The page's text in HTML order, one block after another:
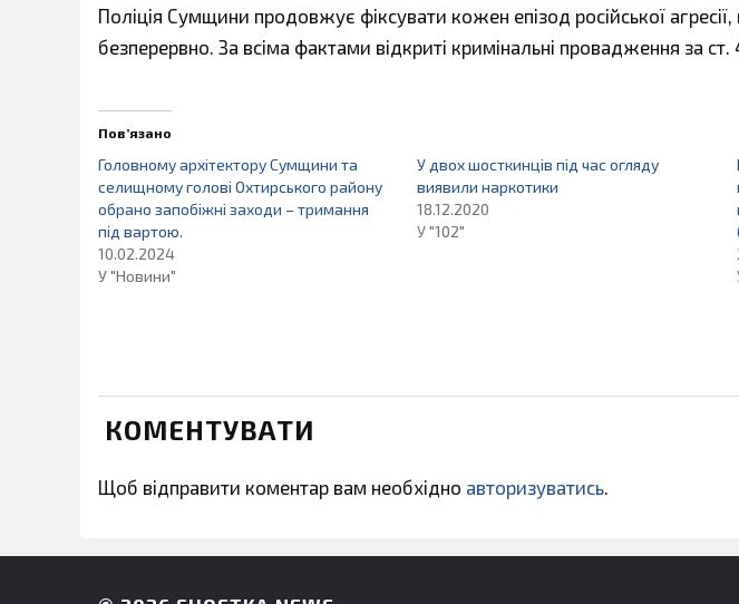
Поліція Сумщини продовжує фіксувати кожен епізод російської
безперервно. За всіма фактами відкриті кримінальні провадження за
Пов’язано
Головному архітектору Сумщини та
селищному голові Охтирського району
обрано запобіжні заходи – тримання
під вартою.
10.02.2024
У "Новини"
У двох шосткинців під час огляду
виявили наркотики
18.12.2020
У "102"
КОМЕНТУВАТИ
Щоб відправити коментар вам необхідно авторизуватись